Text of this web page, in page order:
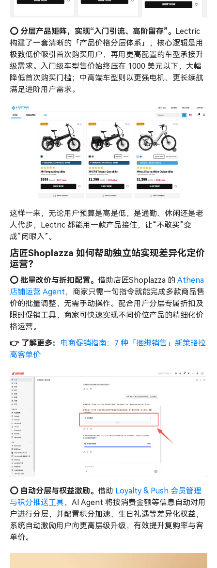
⭕️ 分层产品矩阵，实现“入门引流、高阶留存”。
Lectric
构建了一套清晰的「产品价格分层体系」，核心逻辑是用
极致低价吸引首次购买用户，再用更高配置的车型承接升
级需求。入门级车型售价始终压在 1000 美元以下，大幅
降低首次购买门槛；中高端车型则以更强电机、更长续航
满足进阶用户需求。
这样一来，无论用户预算是高是低，是通勤、休闲还是老
人代步，Lectric 都能用一款产品接住，让“不敢买”变
成“闭眼入”。
店匠Shoplazza 如何帮助独立站实现差异化定价
运营？
⭕️ 批量改价与折扣配置。 借助店匠Shoplazza 的 Athena
店铺运营 Agent，商家只需一句指令就能完成多款商品售
价的批量调整，无需手动操作。配合用户分层专属折扣及
限时促销工具，商家可快速实现不同价位产品的精细化价
格运营。
👉 了解更多：
电商促销指南：7 种「捆绑销售」新策略拉
高客单价
⭕️ 自动分层与权益激励。 借助 Loyalty & Push 会员管理
与积分推送工具 ，AI Agent 将按消费金额等信息自动对用
户进行分层，并配置积分加速、生日礼遇等差异化权益，
系统自动激励用户向更高层级升级，有效提升复购率与客
单价。